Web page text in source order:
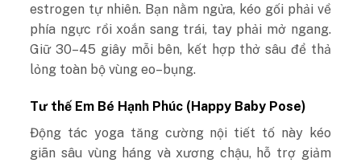
estrogen tự nhiên. Bạn nằm ngửa, kéo gối phải về
phía ngực rồi xoắn sang trái, tay phải mở ngang.
Giữ 30–45 giây mỗi bên, kết hợp thở sâu để thả
lỏng toàn bộ vùng eo–bụng.
Tư thế Em Bé Hạnh Phúc (Happy Baby Pose)
Động tácyoga tăng cường nội tiết tố này kéo
giãn sâu vùng háng và xương chậu, hỗ trợ giảm